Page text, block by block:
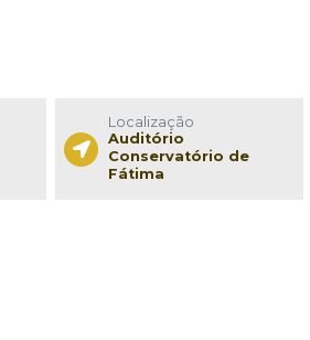
Localização
Auditório
Conservatório de
Fátima